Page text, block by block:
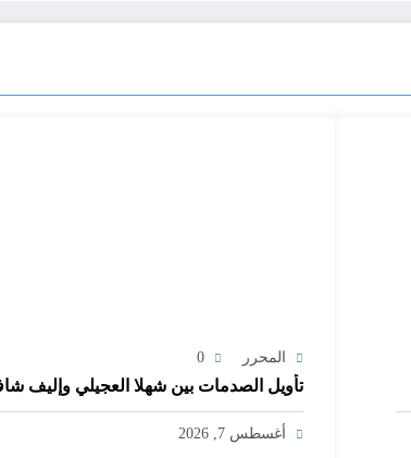
المحرر 0
تأويل الصدمات بين شهلا العجيلي وإليف
أغسطس 7, 2026